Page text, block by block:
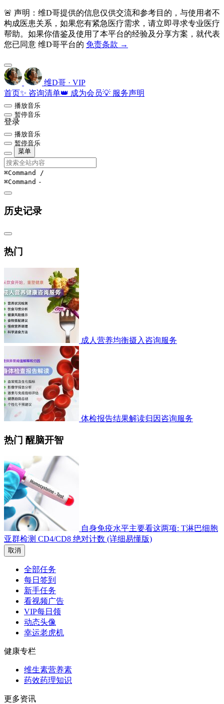
🚨 声明：维D哥提供的信息仅供交流和参考目的，与使用者不
构成医患关系，如果您有紧急医疗需求，请立即寻求专业医疗
帮助。如果你借鉴及使用了本平台的经验及分享方案，就代表
您已同意 维D哥平台的 免责条款 →
维D哥 · VIP
首页✨ 咨询清单👑 成为会员💡 服务声明
播放音乐
暂停音乐
登录
播放音乐
暂停音乐
菜单
⌘Command /
⌘Command -
历史记录
热门
成人营养均衡摄入咨询服务
体检报告结果解读归因咨询服务
热门 醒脑开智
自身免疫水平主要看这两项: T淋巴细胞
亚群检测 CD4/CD8 绝对计数 (详细易懂版)
取消
全部任务
每日签到
新手任务
看视频广告
VIP每日领
动态头像
幸运老虎机
健康专栏
维生素营养素
药效药理知识
更多资讯